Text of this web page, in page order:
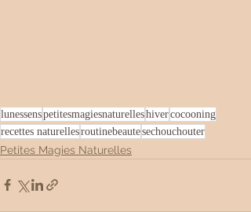
lunessenspetitesmagiesnaturelleshivercocooning
recettes naturellesroutinebeautesechouchouter
Petites Magies Naturelles